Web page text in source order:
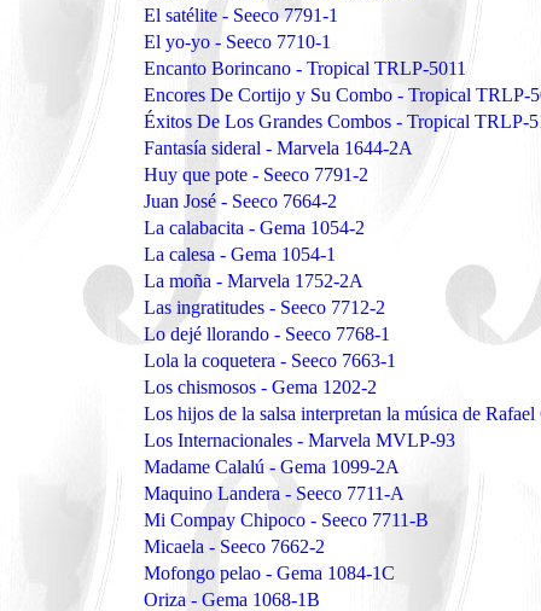
El satélite - Seeco 7791-1
El yo-yo - Seeco 7710-1
Encanto Borincano - Tropical TRLP-5011
Encores De Cortijo y Su Combo - Tropical TRLP-
Éxitos De Los Grandes Combos - Tropical TRLP-
Fantasía sideral - Marvela 1644-2A
Huy que pote - Seeco 7791-2
Juan José - Seeco 7664-2
La calabacita - Gema 1054-2
La calesa - Gema 1054-1
La moña - Marvela 1752-2A
Las ingratitudes - Seeco 7712-2
Lo dejé llorando - Seeco 7768-1
Lola la coquetera - Seeco 7663-1
Los chismosos - Gema 1202-2
Los hijos de la salsa interpretan la música de
Los Internacionales - Marvela MVLP-93
Madame Calalú - Gema 1099-2A
Maquino Landera - Seeco 7711-A
Mi Compay Chipoco - Seeco 7711-B
Micaela - Seeco 7662-2
Mofongo pelao - Gema 1084-1C
Oriza - Gema 1068-1B